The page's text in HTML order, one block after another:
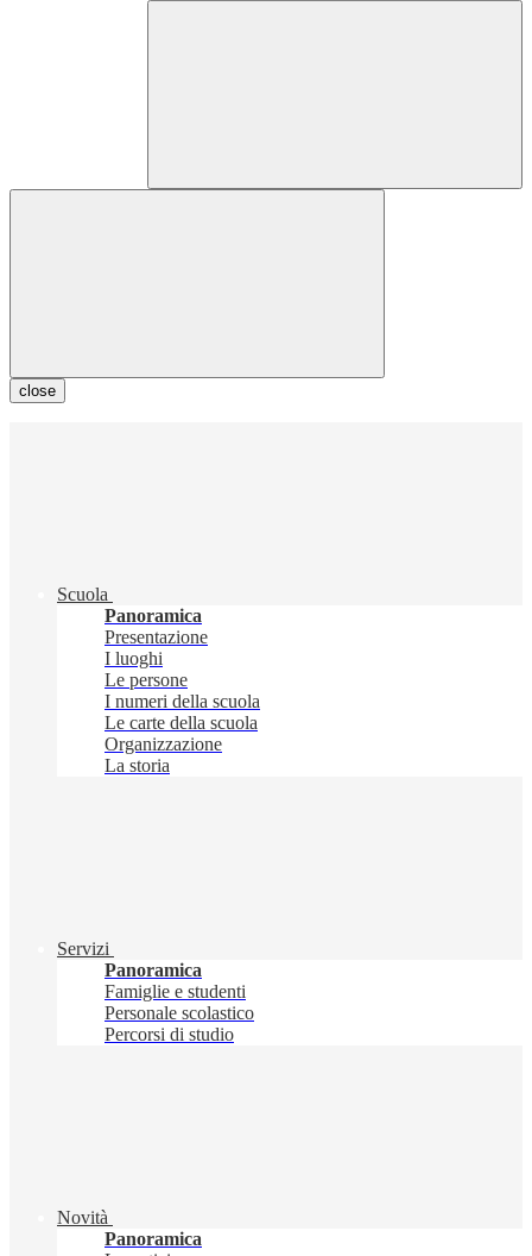
close
Scuola
Panoramica
Presentazione
I luoghi
Le persone
I numeri della scuola
Le carte della scuola
Organizzazione
La storia
Servizi
Panoramica
Famiglie e studenti
Personale scolastico
Percorsi di studio
Novità
Panoramica